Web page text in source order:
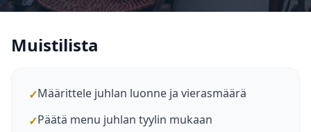
Muistilista
✓Määrittele juhlan luonne ja vierasmäärä
✓Päätä menu juhlan tyylin mukaan